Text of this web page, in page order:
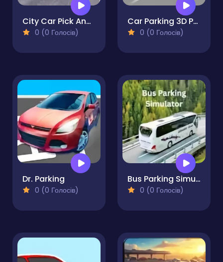
City Car Pick And Drop
0 (0 Голосів)
Car Parking 3D Pro
0 (0 Голосів)
Dr. Parking
0 (0 Голосів)
Bus Parking Simulator
0 (0 Голосів)